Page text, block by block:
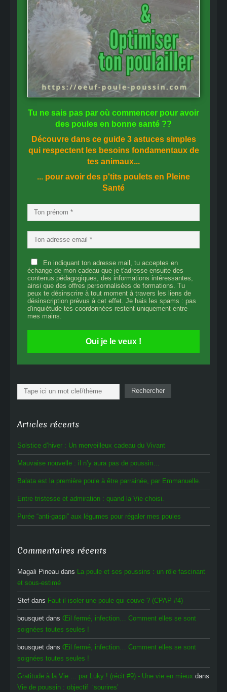
Tu ne sais pas par où commencer pour avoir
des poules en bonne santé ??
Découvre dans ce guide 3 astuces simples
qui respectent les besoins fondamentaux de
tes animaux...
... pour avoir des p'tits poulets en Pleine
Santé
En indiquant ton adresse mail, tu acceptes en
échange de mon cadeau que je t'adresse ensuite des
contenus pédagogiques, des informations intéressantes,
ainsi que des offres personnalisées de formations. Tu
peux te désinscrire à tout moment à travers les liens de
désinscription prévus à cet effet. Je hais les spams : pas
d'inquiétude tes coordonnées restent uniquement entre
mes mains.
Oui je le veux !
Rechercher Rechercher
Articles récents
Solstice d’hiver : Un merveilleux cadeau du Vivant
Mauvaise nouvelle : il n’y aura pas de poussin…
Balata est la première poule à être parrainée, par Emmanuelle.
Entre tristesse et admiration : quand la Vie choisi.
Purée “anti-gaspi” aux légumes pour régaler mes poules
Commentaires récents
Magali Pineau dans La poule et ses poussins : un rôle fascinant
et sous-estimé
Stef dans Faut-il isoler une poule qui couve ? (CPAP #4)
bousquet dans Œil fermé, infection… Comment elles se sont
soignées toutes seules !
bousquet dans Œil fermé, infection… Comment elles se sont
soignées toutes seules !
Gratitude à la Vie ... par Luky ! (récit #9) - Une vie en mieux dans
Vie de poussin : objectif ‘sourires’